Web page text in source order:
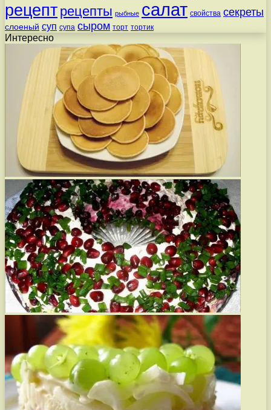
рецепт рецепты рыбные салат свойства секреты
слоеный суп супа сыром торт тортик
Интересно